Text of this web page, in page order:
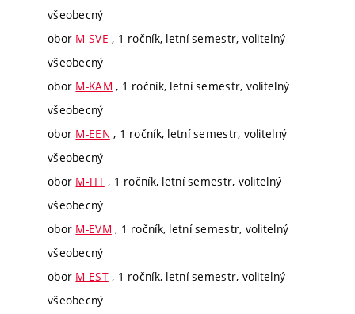
všeobecný
obor M-SVE , 1 ročník, letní semestr, volitelný
všeobecný
obor M-KAM , 1 ročník, letní semestr, volitelný
všeobecný
obor M-EEN , 1 ročník, letní semestr, volitelný
všeobecný
obor M-TIT, 1 ročník, letní semestr, volitelný
všeobecný
obor M-EVM , 1 ročník, letní semestr, volitelný
všeobecný
obor M-EST, 1 ročník, letní semestr, volitelný
všeobecný